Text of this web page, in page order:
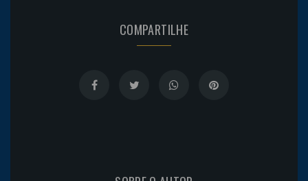
COMPARTILHE